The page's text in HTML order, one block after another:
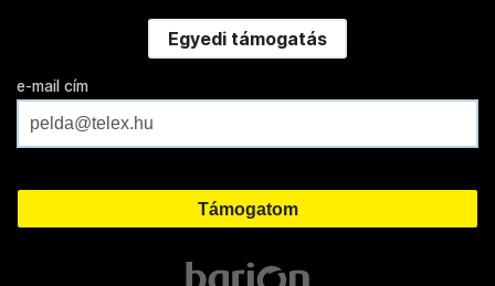
Egyedi támogatás
e-mail cím